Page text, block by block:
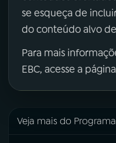
se esqueça de
do conteúdo alvo
Para mais
EBC, acesse a
Veja mais do Programa